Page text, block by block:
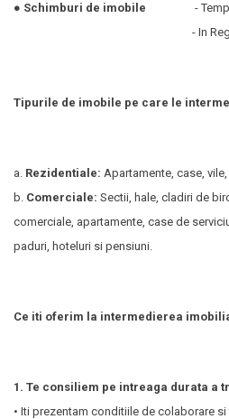
● Schimburi de imobile -
- In Regim
Tipurile de imobile pe care le
a. Rezidentiale: Apartamente, case,
b. Comerciale: Sectii, hale, cladiri de
comerciale, apartamente, case de
paduri, hoteluri si pensiuni.
Ce iti oferim la intermedierea
1. Te consiliem pe intreaga durata a
• Iti prezentam conditiile de colaborare